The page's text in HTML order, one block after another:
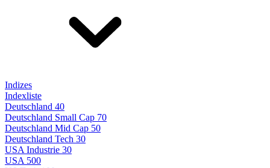
Indizes
Indexliste
Deutschland 40
Deutschland Small Cap 70
Deutschland Mid Cap 50
Deutschland Tech 30
USA Industrie 30
USA 500